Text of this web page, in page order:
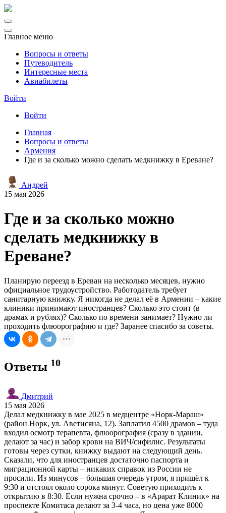
Главное меню
Вопросы и ответы
Путеводитель
Интересные места
Авиабилеты
Войти
Войти
Главная
Вопросы и ответы
Армения
Где и за сколько можно сделать медкнижку в Ереване?
Андрей
15 мая 2026
Где и за сколько можно
сделать медкнижку в
Ереване?
Планирую переезд в Ереван на несколько месяцев, нужно
официальное трудоустройство. Работодатель требует
санитарную книжку. Я никогда не делал её в Армении – какие
клиники принимают иностранцев? Сколько это стоит (в
драмах и рублях)? Сколько по времени занимает? Нужно ли
проходить флюорографию и где? Заранее спасибо за советы.
Ответы 10
Дмитрий
15 мая 2026
Делал медкнижку в мае 2025 в медцентре «Норк-Мараш»
(район Норк, ул. Аветисяна, 12). Заплатил 4500 драмов – туда
входил осмотр терапевта, флюорография (сразу в здании,
делают за час) и забор крови на ВИЧ/сифилис. Результаты
готовы через сутки, книжку выдают на следующий день.
Сказали, что для иностранцев достаточно паспорта и
миграционной карты – никаких справок из России не
просили. Из минусов – большая очередь утром, я пришёл к
9:30 и отстоял около сорока минут. Советую приходить к
открытию в 8:30. Если нужна срочно – в «Арарат Клиник» на
проспекте Комитаса делают за 3-4 часа, но цена уже 8000